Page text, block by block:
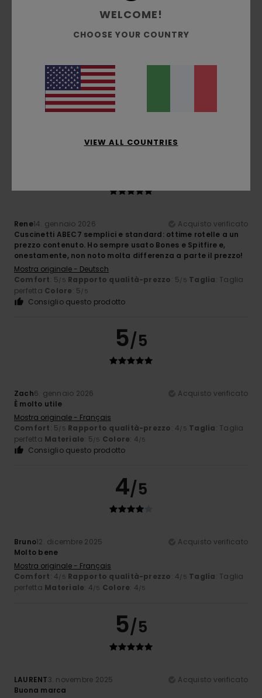
5/5
23. gennaio 2026
Prodotto di qualità, prezzo imbattibile
Mostra originale - Français
Comfort: 5/5 Rapporto qualità-prezzo Taglia: Taglia
Rene14. gennaio 2026
Acquisto verificato
Cuscinetti ABEC7 semplici e standard: ottime rotelle a un
prezzo contenuto. Ho sempre usato Bones e Spitfire e,
onestamente, non noto molta differenza a parte il prezzo!
Mostra originale - Deutsch
Comfort: 5/5 Rapporto qualità-prezzo: 5/5 Taglia: Taglia
perfetta Colore: 5/5
Consiglio questo prodotto
5/5
Zach6. gennaio 2026
Acquisto verificato
È molto utile
Mostra originale - Français
Comfort: 5/5 Rapporto qualità-prezzo: 4/5 Taglia: Taglia
perfetta Materiale: 5/5 Colore: 4/5
Consiglio questo prodotto
4/5
Bruno12. dicembre 2025
Acquisto verificato
Molto bene
Mostra originale - Français
Comfort: 4/5 Rapporto qualità-prezzo: 4/5 Taglia: Taglia
perfetta Materiale: 4/5 Colore: 4/5
5/5
LAURENT3. novembre 2025
Acquisto verificato
Buona marca
WELCOME!
CHOOSE YOUR COUNTRY
VIEW ALL COUNTRIES